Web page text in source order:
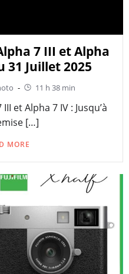
7 III et Alpha
31 Juillet 2025
- 11 h 38 min
et Alpha 7 IV : Jusqu’à
[…]
MORE